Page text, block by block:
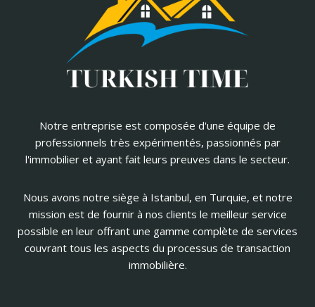
Notre entreprise est composée d'une équipe de
professionnels très expérimentés, passionnés par
l'immobilier et ayant fait leurs preuves dans le secteur.
Nous avons notre siège à Istanbul, en Turquie, et notre
mission est de fournir à nos clients le meilleur service
possible en leur offrant une gamme complète de services
couvrant tous les aspects du processus de transaction
immobilière.